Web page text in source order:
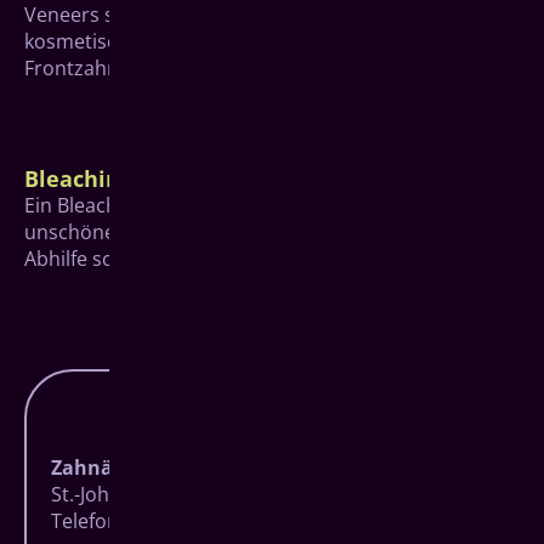
Veneers sind keramische Verblendschalen, die für
kosmetische Veränderungen hauptsächlich im
Frontzahnbereich eingesetzt werden.
Bleaching
Ein Bleaching, also das Aufhellen der Zähne, kann bei
unschönen gelblichen oder gräulichen Verfärbungen
Abhilfe schaffen.
Zahnärzte Baumgarten
St.-Johann-Straße 27 | 57074 Siegen
Telefon